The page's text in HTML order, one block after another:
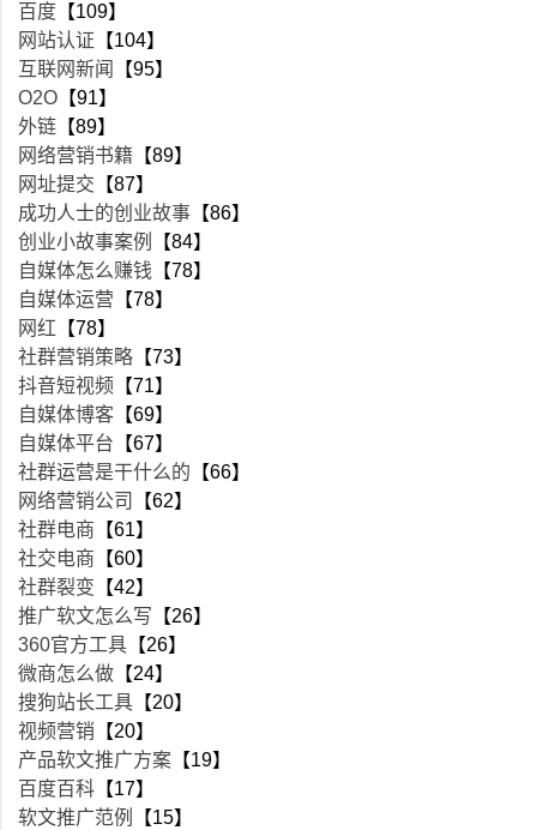
百度 【109】
网站认证 【104】
互联网新闻
【95】
O2O 【91】
外链 【89】
网络营销书籍 【89】
网址提交 【87】
成功人士的创业故事 【86】
创业小故事案例
【84】
自媒体怎么赚钱 【78】
自媒体运营 【78】
网红 【78】
社群营销策略 【73】
抖音短视频 【71】
自媒体博客 【69】
自媒体平台 【67】
社群运营是干什么的 【66】
网络营销公司
【62】
社群电商 【61】
社交电商 【60】
社群裂变 【42】
推广软文怎么写 【26】
360官方工具 【26】
微商怎么做 【24】
搜狗站长工具 【20】
视频营销 【20】
产品软文推广方案 【19】
百度百科 【17】
软文推广范例
【15】